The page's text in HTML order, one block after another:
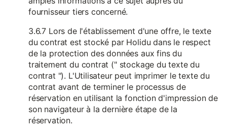
fournisseur tiers concerné.
3.6.7 Lors de l'établissement d'une offre, le texte
du contrat est stocké par Holidu dans le respect
de la protection des données aux fins du
traitement du contrat (" stockage du texte du
contrat "). L'Utilisateur peut imprimer le texte du
contrat avant de terminer le processus de
réservation en utilisant la fonction d'impression de
son navigateur à la dernière étape de la
réservation.